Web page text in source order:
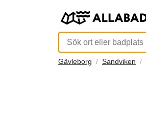
Gävleborg Sandviken